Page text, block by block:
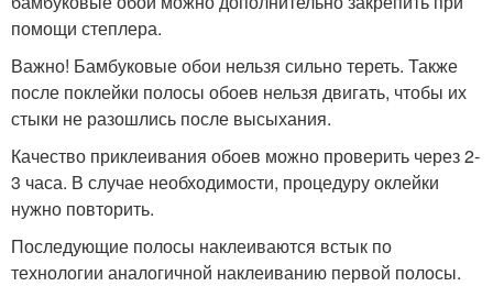
помощи степлера.
Важно! Бамбуковые обои нельзя сильно тереть. Также
после поклейки полосы обоев нельзя двигать, чтобы их
стыки не разошлись после высыхания.
Качество приклеивания обоев можно проверить через 2-
3 часа. В случае необходимости, процедуру оклейки
нужно повторить.
Последующие полосы наклеиваются встык по
технологии аналогичной наклеиванию первой полосы.